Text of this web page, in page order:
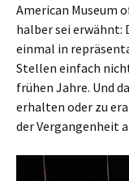
American Museum
halber sei erwähnt:
einmal in
Stellen einfach
frühen Jahre. Und
erhalten oder zu
der Vergangenheit